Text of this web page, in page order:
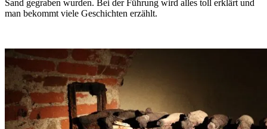
Sand gegraben wurden. Bei der Führung wird alles toll erklärt und
man bekommt viele Geschichten erzählt.